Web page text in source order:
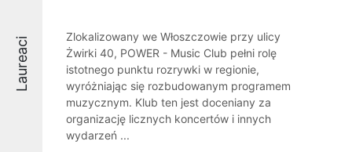
Laureaci
Zlokalizowany we Włoszczowie przy ulicy
Żwirki 40, POWER - Music Club pełni rolę
istotnego punktu rozrywki w regionie,
wyróżniając się rozbudowanym programem
muzycznym. Klub ten jest doceniany za
organizację licznych koncertów i innych
wydarzeń ...